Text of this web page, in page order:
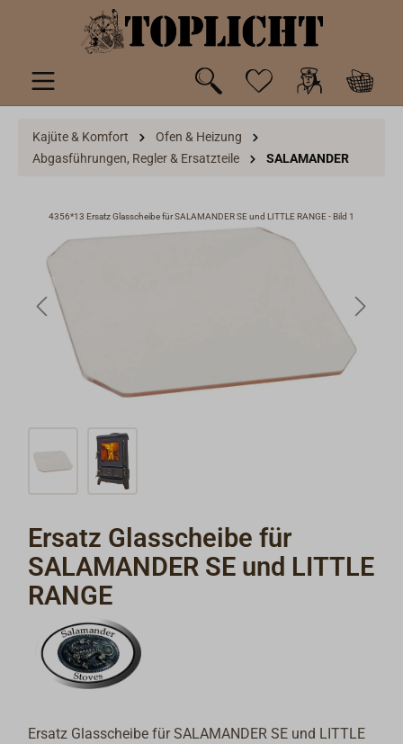
springen
Kajüte & Komfort
Ofen & Heizung
Abgasführungen, Regler & Ersatzteile
SALAMANDER
4356*13 Ersatz Glasscheibe für SALAMANDER SE und LITTLE RANGE - Bild 1
Ersatz Glasscheibe für
SALAMANDER SE und LITTLE
RANGE
Ersatz Glasscheibe für SALAMANDER SE und LITTLE